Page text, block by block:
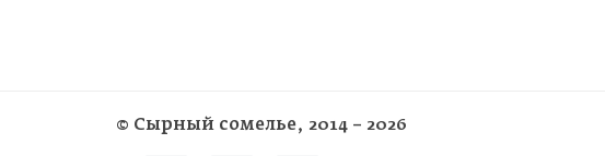
© Сырный сомелье, 2014 – 2026